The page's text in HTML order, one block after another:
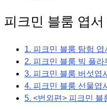
피크민 블룸 엽
1. 피크민 블룸 탐험 엽
2. 피크민 블룸 빅 플라
3. 피크민 블룸 버섯엽
4. 피크민 블룸 선물엽
5. <번외편> 피크민 블